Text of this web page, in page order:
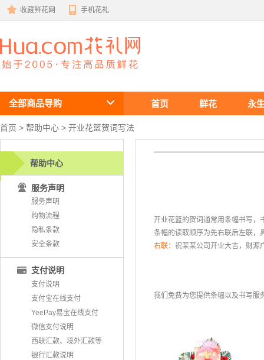
收藏鲜花网 手机花礼
鲜花速递
全部商品导购 首页 鲜花 永
首页 > 帮助中心 > 开业花篮贺词写法
开业花篮的贺词通常用条幅书写，
条幅的读取顺序为先右联后左联，
右联： 祝某某公司开业大吉，财源
我们免费为您提供条幅以及书写服
帮助中心
服务声明
服务声明
购物流程
隐私条款
安全条款
支付说明
支付说明
支付宝在线支付
YeePay易宝在线支付
微信支付说明
西联汇款、境外汇款等
银行汇款说明